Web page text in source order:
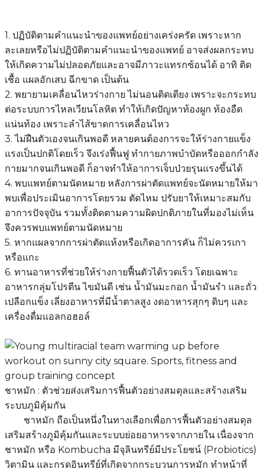
1. ปฏิบัติตามคำแนะนำของแพทย์อย่างเคร่งครัด เพราะหาก
ละเลยหรือไม่ปฏิบัติตามคำแนะนำของแพทย์ อาจส่งผลกระทบ
ให้เกิดความไม่ปลอดภัยและอาจมีภาวะแทรกซ้อนได้ อาทิ ติด
เชื้อ แผลอักเสบ ฉีกขาด เป็นต้น
2. พยายามเคลื่อนไหวร่างกาย ไม่นอนติดเตียง เพราะจะกระทบ
ต่อระบบการไหลเวียนโลหิต ทำให้เกิดปัญหาท้องผูก ท้องอืด
แน่นท้อง เพราะลำไส้ขาดการเคลื่อนไหว
3. ไม่ฝืนตัวเองจนเกินพอดี หลายคนต้องการจะให้ร่างกายแข็ง
แรงเป็นปกติโดยเร็ว จึงเร่งฟื้นฟู ทำกายภาพบำบัดหรือออกกำลัง
กายมากจนเกินพอดี ก็อาจทำให้อาการเจ็บป่วยรุนแรงขึ้นได้
4. พบแพทย์ตามนัดหมาย หลังการผ่าตัดแพทย์จะนัดหมายให้มา
พบเพื่อประเมินอาการโดยรวม ตัดไหม ปรับยาให้เหมาะสมกับ
อาการปัจจุบัน รวมทั้งติดตามความผิดปกติภายในที่มองไม่เห็น
จึงควรพบแพทย์ตามนัดหมาย
5. หากแผลจากการผ่าตัดแห้งหรือเกิดอาการคัน ก็ไม่ควรเกา
หรือแกะ
6. ทานอาหารที่ช่วยให้ร่างกายฟื้นตัวได้รวดเร็ว โดยเฉพาะ
อาหารกลุ่มโปรตีน ไขมันดี เช่น น้ำมันมะกอก น้ำมันรำ และถั่ว
เปลือกแข็ง เลี่ยงอาหารที่มีน้ำตาลสูง งดอาหารสุกๆ ดิบๆ และ
เครื่องดื่มแอลกอฮอล์
ชาหมัก : ตัวช่วยส่งเสริมการฟื้นตัวอย่างสมดุลและสร้างเสริม
ระบบภูมิคุ้มกัน
ชาหมัก ถือเป็นหนึ่งในทางเลือกเพื่อการฟื้นตัวอย่างสมดุล
เสริมสร้างภูมิคุ้มกันและระบบย่อยอาหารจากภายใน เนื่องจาก
ชาหมัก หรือ Kombucha มีจุลินทรีย์มีประโยชน์ (Probiotics)
วิตามิน และกรดอินทรีย์ที่เกิดจากกระบวนการหมัก ทำหน้าที่